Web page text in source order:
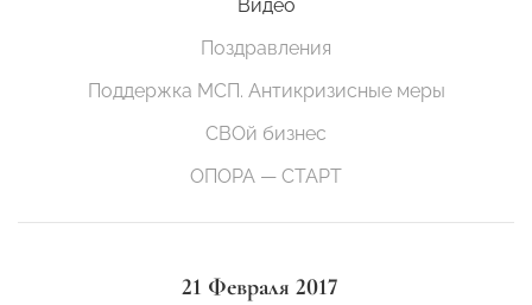
Видео
Поздравления
Поддержка МСП. Антикризисные меры
СВОй бизнес
ОПОРА — СТАРТ
21 Февраля 2017